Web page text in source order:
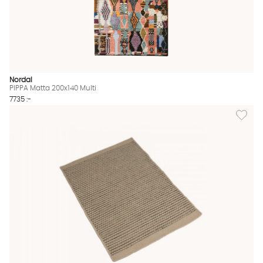
Nordal
PIPPA Matta 200x140 Multi
7735 :-
Lägg